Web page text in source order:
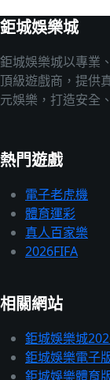
鉅城娛樂城
鉅城娛樂城以專業
頂級遊戲商，提供
元娛樂，打造安全
熱門遊戲
電子老虎機
體育運彩
真人百家樂
2026FIFA
相關網站
鉅城娛樂城
鉅城娛樂電子
鉅城娛樂體育